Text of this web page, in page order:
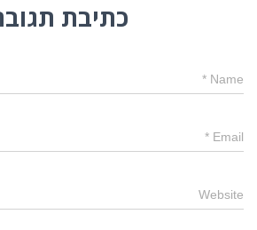
כתיבת
Name
*
Email
*
Website